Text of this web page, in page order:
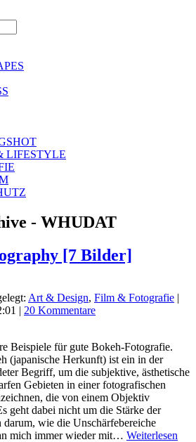
LIFESTYLE
- WHUDAT
[7 Bilder]
Art & Design, Film & Fotografie |
| 20 Kommentare
Beispiele für gute Bokeh-Fotografie.
(japanische Herkunft) ist ein in der
Begriff, um die subjektive, ästhetische
Gebieten in einer fotografischen
die von einem Objektiv
geht dabei nicht um die Stärke der
darum, wie die Unschärfebereiche
mich immer wieder mit… Weiterlesen